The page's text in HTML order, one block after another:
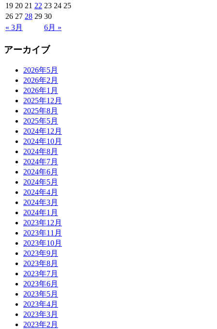
« 3月 6月 »
19 20 21 22 23 24 25
26 27 28 29 30
アーカイブ
2026年5月
2026年2月
2026年1月
2025年12月
2025年8月
2025年5月
2024年12月
2024年10月
2024年8月
2024年7月
2024年6月
2024年5月
2024年4月
2024年3月
2024年1月
2023年12月
2023年11月
2023年10月
2023年9月
2023年8月
2023年7月
2023年6月
2023年5月
2023年4月
2023年3月
2023年2月